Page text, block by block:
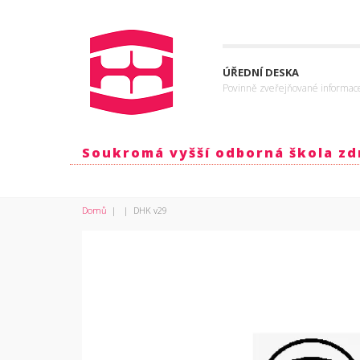
ÚŘEDNÍ DESKA
Povinně zveřejňované
Soukromá vyšší odborná škola
Domů | | DHK v29